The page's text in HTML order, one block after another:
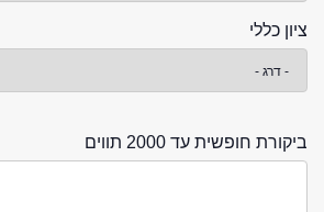
ציון כללי
ביקורת חופשית עד 2000 תווים